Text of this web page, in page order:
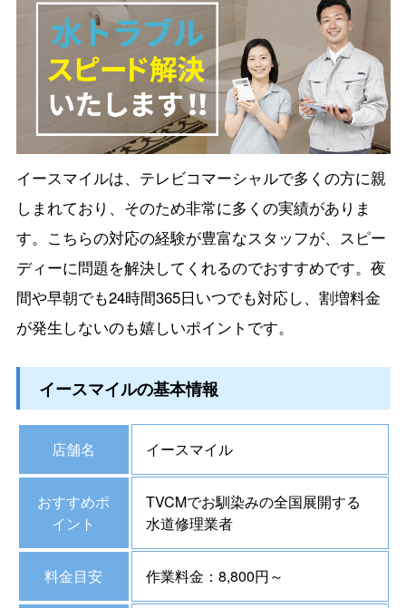
イースマイルは、テレビコマーシャルで多くの方に親
しまれており、そのため非常に多くの実績がありま
す。こちらの対応の経験が豊富なスタッフが、スピー
ディーに問題を解決してくれるのでおすすめです。夜
間や早朝でも24時間365日いつでも対応し、割増料金
が発生しないのも嬉しいポイントです。
イースマイルの基本情報
店舗名 イースマイル
おすすめポ
イント
TVCMでお馴染みの全国展開する
水道修理業者
料金目安 作業料金：8,800円～